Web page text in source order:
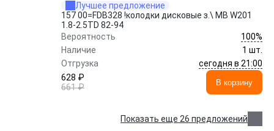
Лучшее предложение
157 00=FDB328 !колодки дисковые з.\ MB W201
1.8-2.5TD 82-94
Вероятность
100%
Наличие
1 шт.
Отгрузка
сегодня в 21:00
628 ₽
661 ₽
В корзину
Показать еще 26 предложений